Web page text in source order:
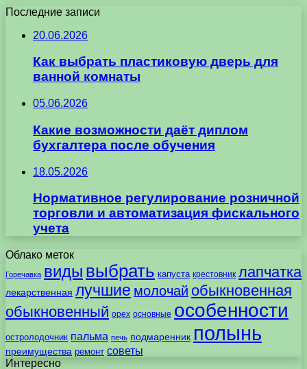
Последние записи
20.06.2026
Как выбрать пластиковую дверь для
ванной комнаты
05.06.2026
Какие возможности даёт диплом
бухгалтера после обучения
18.05.2026
Нормативное регулирование розничной
торговли и автоматизация фискального
учета
Облако меток
Горечавка виды выбрать капуста крестовник лапчатка
лекарственная лучшие молочай обыкновенная
обыкновенный орех основные особенности
остролодочник пальма печь подмаренник полынь
преимущества ремонт советы
Интересно